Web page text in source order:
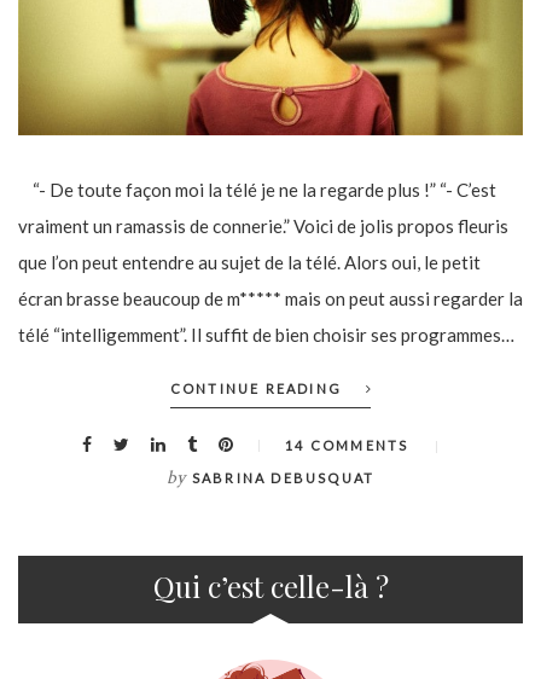
“- De toute façon moi la télé je ne la regarde plus !” “- C’est
vraiment un ramassis de connerie.” Voici de jolis propos fleuris
que l’on peut entendre au sujet de la télé. Alors oui, le petit
écran brasse beaucoup de m***** mais on peut aussi regarder la
télé “intelligemment”. Il suffit de bien choisir ses programmes…
CONTINUE READING
14 COMMENTS
by SABRINA DEBUSQUAT
Qui c’est celle-là ?